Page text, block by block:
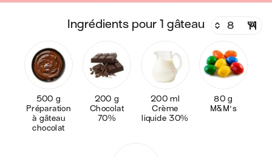
ingrédients pour 1 gâteau
500 g
Préparation
à gâteau
chocolat
200 g
Chocolat
70%
200 ml
Crème
liquide 30%
80 g
M&M's